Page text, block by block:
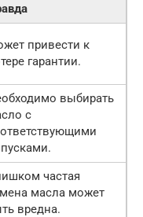
привести к
гарантии.
выбирать
с
частая
масла может
вредна.